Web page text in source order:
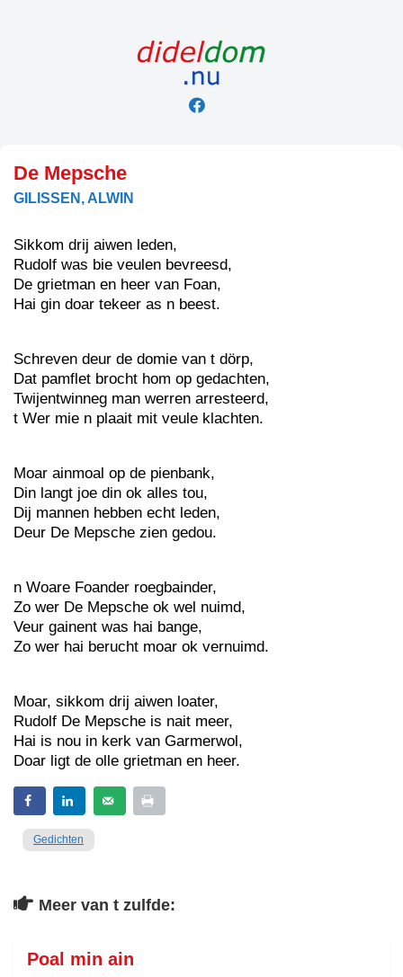
De Mepsche
GILISSEN, ALWIN
Sikkom drij aiwen leden,
Rudolf was bie veulen bevreesd,
De grietman en heer van Foan,
Hai gin doar tekeer as n beest.
Schreven deur de domie van t dörp,
Dat pamflet brocht hom op gedachten,
Twijentwinneg man werren arresteerd,
t Wer mie n plaait mit veule klachten.
Moar ainmoal op de pienbank,
Din langt joe din ok alles tou,
Dij mannen hebben echt leden,
Deur De Mepsche zien gedou.
n Woare Foander roegbainder,
Zo wer De Mepsche ok wel nuimd,
Veur gainent was hai bange,
Zo wer hai berucht moar ok vernuimd.
Moar, sikkom drij aiwen loater,
Rudolf De Mepsche is nait meer,
Hai is nou in kerk van Garmerwol,
Doar ligt de olle grietman en heer.
Gedichten
Meer van t zulfde:
Poal min ain